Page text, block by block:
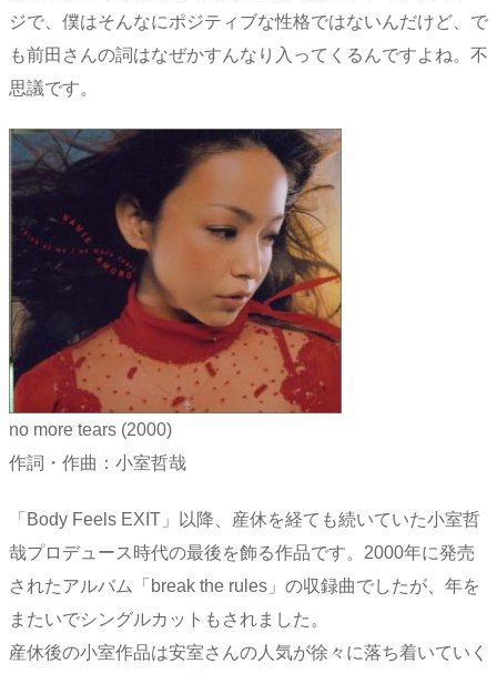
ジで、僕はそんなにポジティブな性格ではないんだけど、で
も前田さんの詞はなぜかすんなり入ってくるんですよね。不
思議です。
no more tears (2000)
作詞・作曲：小室哲哉
「Body Feels EXIT」以降、産休を経ても続いていた小室哲
哉プロデュース時代の最後を飾る作品です。2000年に発売
されたアルバム「break the rules」の収録曲でしたが、年を
またいでシングルカットもされました。
産休後の小室作品は安室さんの人気が徐々に落ち着いていく